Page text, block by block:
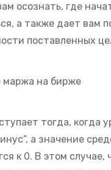
осознать, где
а также дает вам
поставленных
тогда, когда
а значение
к 0. В этом случае,